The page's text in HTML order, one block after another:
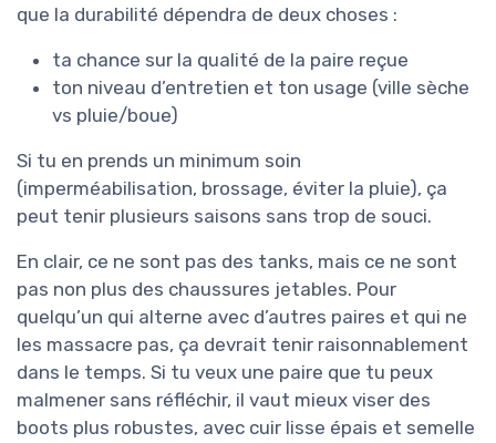
que la durabilité dépendra de deux choses :
ta chance sur la qualité de la paire reçue
ton niveau d’entretien et ton usage (ville sèche
vs pluie/boue)
Si tu en prends un minimum soin
(imperméabilisation, brossage, éviter la pluie), ça
peut tenir plusieurs saisons sans trop de souci.
En clair, ce ne sont pas des tanks, mais ce ne sont
pas non plus des chaussures jetables. Pour
quelqu’un qui alterne avec d’autres paires et qui ne
les massacre pas, ça devrait tenir raisonnablement
dans le temps. Si tu veux une paire que tu peux
malmener sans réfléchir, il vaut mieux viser des
boots plus robustes, avec cuir lisse épais et semelle